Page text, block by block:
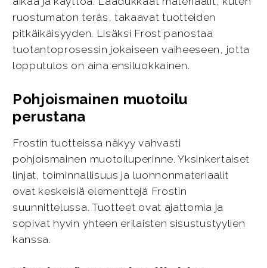
ruostumaton teräs, takaavat tuotteiden
pitkäikäisyyden. Lisäksi Frost panostaa
tuotantoprosessin jokaiseen vaiheeseen, jotta
lopputulos on aina ensiluokkainen.
Pohjoismainen muotoilu
perustana
Frostin tuotteissa näkyy vahvasti
pohjoismainen muotoiluperinne. Yksinkertaiset
linjat, toiminnallisuus ja luonnonmateriaalit
ovat keskeisiä elementtejä Frostin
suunnittelussa. Tuotteet ovat ajattomia ja
sopivat hyvin yhteen erilaisten sisustustyylien
kanssa.